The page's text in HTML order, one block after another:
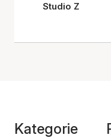
Studio Z
Kategorie